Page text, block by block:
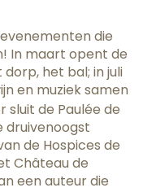
die
In maart opent de
het bal; in juli
en muziek samen
de Paulée de
druivenoogst
de Hospices de
Château de
een auteur die